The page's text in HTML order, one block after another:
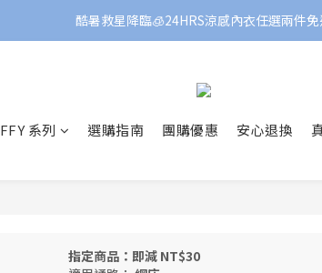
酷暑救星降臨🧊24HRS涼感內衣任選兩件
FFY 系列 選購指南 團購優惠 安心退換
指定商品：即減 NT$30